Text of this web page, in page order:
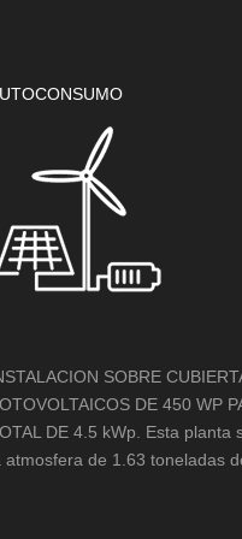
SOBRE
DE 450 WP
DE 4.5 kWp. Esta planta
atmosfera de 1.63 toneladas